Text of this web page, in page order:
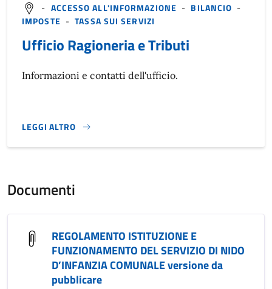
- ACCESSO ALL'INFORMAZIONE - BILANCIO -
IMPOSTE -TASSA SUI SERVIZI
Ufficio Ragioneria e Tributi
Informazioni e contatti dell'ufficio.
LEGGI ALTRO
}
Documenti
REGOLAMENTO ISTITUZIONE E
FUNZIONAMENTO DEL SERVIZIO DI NIDO
D’INFANZIA COMUNALE versione da
pubblicare